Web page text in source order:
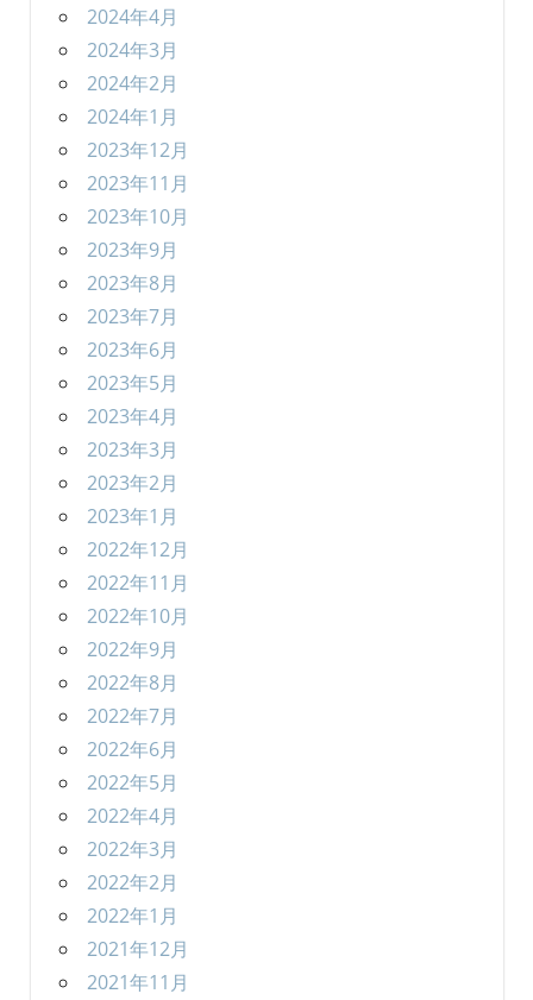
2024年4月
2024年3月
2024年2月
2024年1月
2023年12月
2023年11月
2023年10月
2023年9月
2023年8月
2023年7月
2023年6月
2023年5月
2023年4月
2023年3月
2023年2月
2023年1月
2022年12月
2022年11月
2022年10月
2022年9月
2022年8月
2022年7月
2022年6月
2022年5月
2022年4月
2022年3月
2022年2月
2022年1月
2021年12月
2021年11月